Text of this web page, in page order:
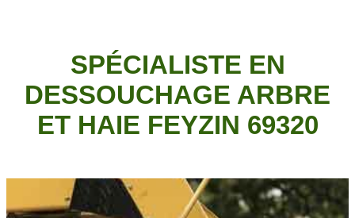
SPÉCIALISTE EN
DESSOUCHAGE ARBRE
ET HAIE FEYZIN 69320